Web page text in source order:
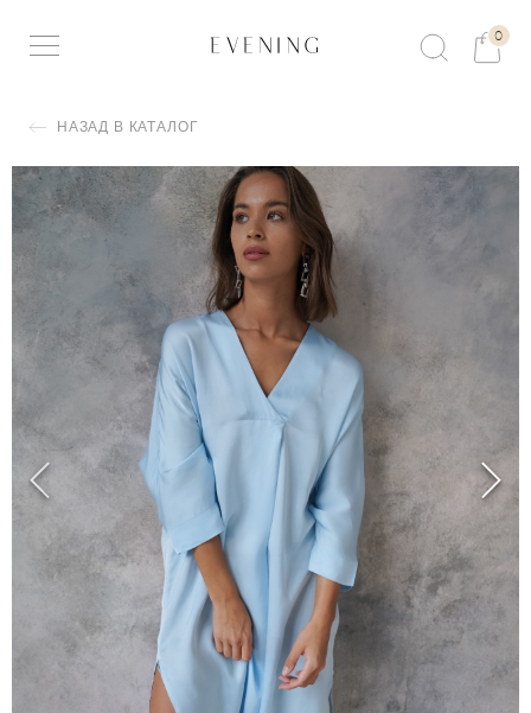
0
НАЗАД В КАТАЛОГ